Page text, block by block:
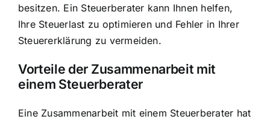
besitzen. Ein Steuerberater kann Ihnen helfen,
Ihre Steuerlast zu optimieren und Fehler in Ihrer
Steuererklärung zu vermeiden.
Vorteile der Zusammenarbeit mit
einem Steuerberater
Eine Zusammenarbeit mit einem Steuerberater hat